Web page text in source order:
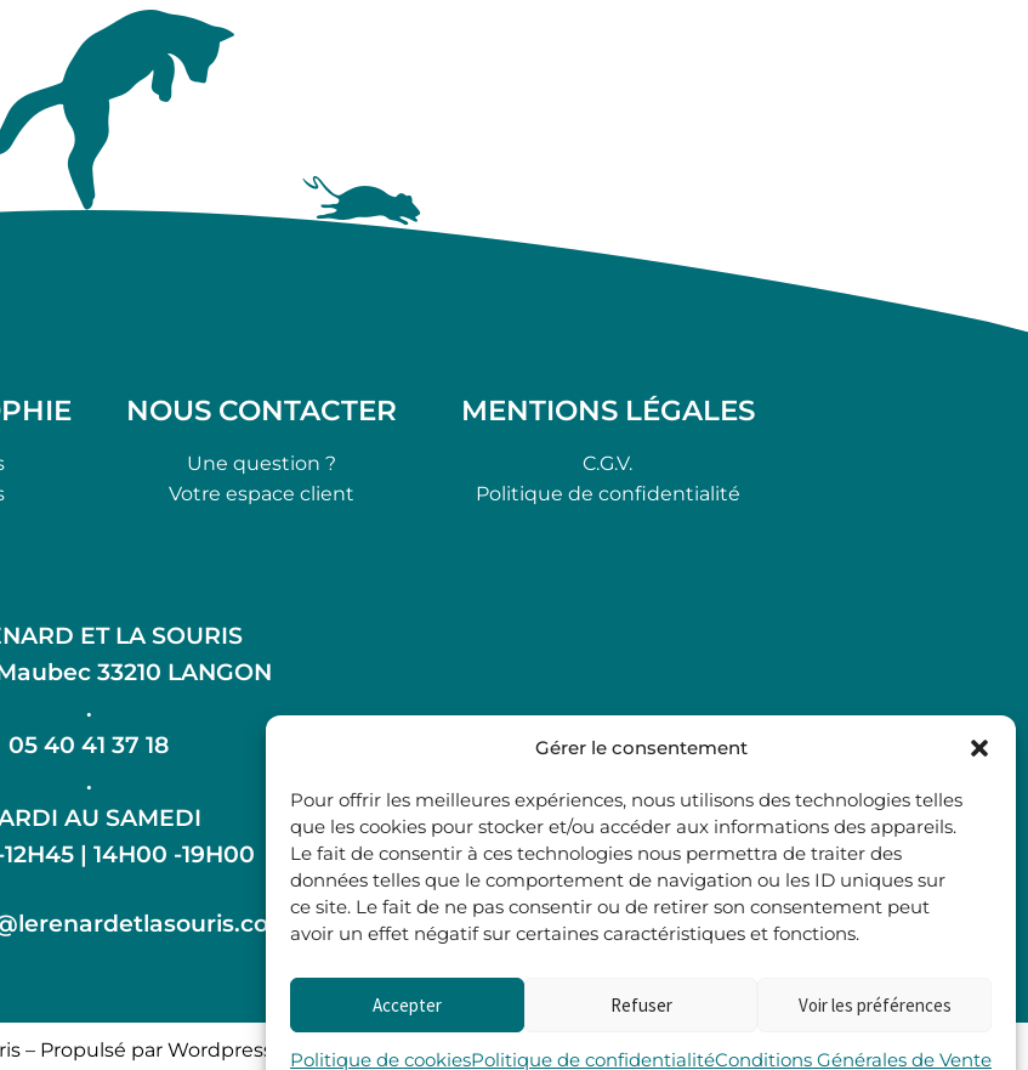
Gérer le consentement
Pour offrir les meilleures expériences, nous utilisons des technologies telles
que les cookies pour stocker et/ou accéder aux informations des appareils.
Le fait de consentir à ces technologies nous permettra de traiter des
données telles que le comportement de navigation ou les ID uniques sur
ce site. Le fait de ne pas consentir ou de retirer son consentement peut
avoir un effet négatif sur certaines caractéristiques et fonctions.
Accepter Refuser Voir les préférences
Politique de cookiesPolitique de confidentialitéConditions Générales de Vente
NOUS CONTACTER
Une question ?
Votre espace client
MENTIONS LÉGALES
C.G.V.
Politique de confidentialité
ET LA SOURIS
33210 LANGON
.
05 40 41 37 18
.
AU SAMEDI
| 14H00 -19H00
– Propulsé par Wordpress & Piloté par l’agence Les 2 Rives